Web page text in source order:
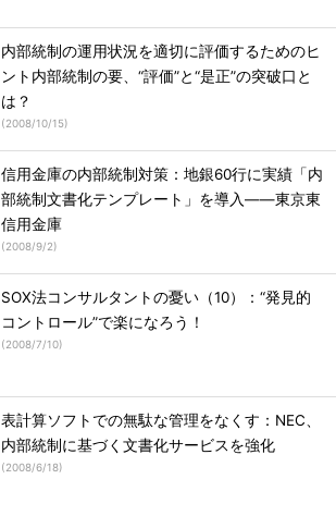
内部統制の運用状況を適切に評価するためのヒ
ント内部統制の要、“評価”と“是正”の突破口と
は？
(2008/10/15)
信用金庫の内部統制対策：地銀60行に実績「内
部統制文書化テンプレート」を導入――東京東
信用金庫
(2008/9/2)
SOX法コンサルタントの憂い（10）：“発見的
コントロール”で楽になろう！
(2008/7/10)
表計算ソフトでの無駄な管理をなくす：NEC、
内部統制に基づく文書化サービスを強化
(2008/6/18)